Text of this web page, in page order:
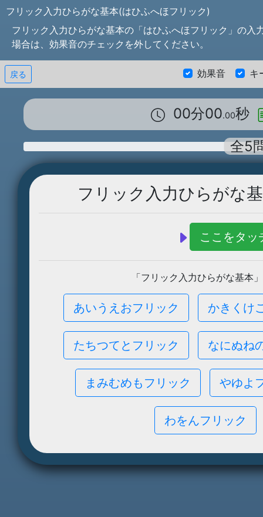
フリック入力ひらがな基本(はひふへほフリック)
フリック入力ひらがな基本の「はひふへほフリック」の
場合は、効果音のチェックを外してください。
戻る 効果音 キ
00分00.00秒
全5
フリック入力ひらがな
ここをタッ
「フリック入力ひらがな基本
あいうえおフリック かきくけ
たちつてとフリック なにぬね
まみむめもフリック やゆよ
わをんフリック